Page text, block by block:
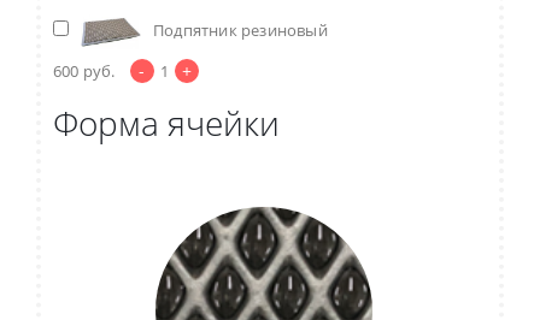
Подпятник резиновый
600 руб. - 1 +
Форма ячейки